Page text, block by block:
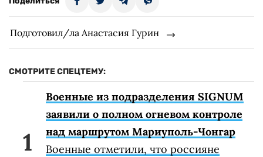
Подготовил/ла Анастасия Гурин
СМОТРИТЕ СПЕЦТЕМУ:
Военные из подразделения SIGNUM
заявили о полном огневом контроле
над маршрутом Мариуполь-Чонгар
Военные отметили, что россияне